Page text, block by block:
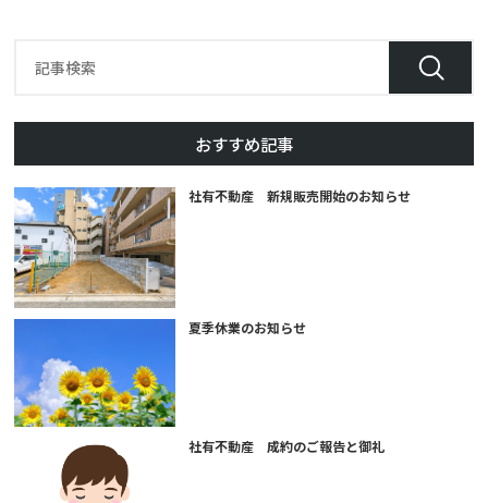
おすすめ記事
社有不動産 新規販売開始のお知らせ
夏季休業のお知らせ
社有不動産 成約のご報告と御礼